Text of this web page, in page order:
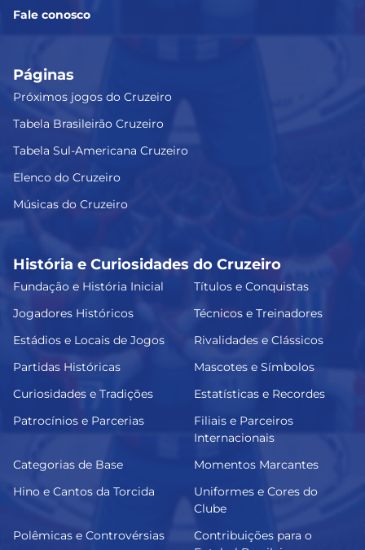
Fale conosco
Páginas
Próximos jogos do Cruzeiro
Tabela Brasileirão Cruzeiro
Tabela Sul-Americana Cruzeiro
Elenco do Cruzeiro
Músicas do Cruzeiro
História e Curiosidades do Cruzeiro
Fundação e História Inicial
Títulos e Conquistas
Jogadores Históricos
Técnicos e Treinadores
Estádios e Locais de Jogos
Rivalidades e Clássicos
Partidas Históricas
Mascotes e Símbolos
Curiosidades e Tradições
Estatísticas e Recordes
Patrocínios e Parcerias
Filiais e Parceiros
Internacionais
Categorias de Base
Momentos Marcantes
Hino e Cantos da Torcida
Uniformes e Cores do
Clube
Polêmicas e Controvérsias
Contribuições para o